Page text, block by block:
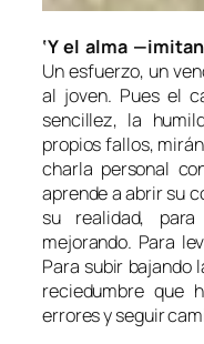
‘Y el alma
Un esfuerzo, un
al joven. Pues el
sencillez, la
propios fallos,
charla personal
aprende a abrir su
su realidad,
mejorando. Para
Para subir bajando
reciedumbre que
errores y seguir